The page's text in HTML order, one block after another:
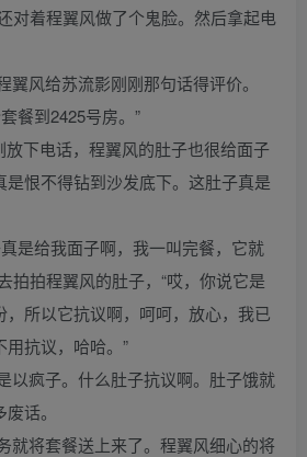
对着程翼风做了个鬼脸。然后拿起电
风给苏流影刚刚那句话得评价。
到2425号房。”
下电话，程翼风的肚子也很给面子
是恨不得钻到沙发底下。这肚子真是
给我面子啊，我一叫完餐，它就
拍拍程翼风的肚子，“哎，你说它是
，所以它抗议啊，呵呵，放心，我已
抗议，哈哈。”
疯子。什么肚子抗议啊。肚子饿就
话。
将套餐送上来了。程翼风细心的将